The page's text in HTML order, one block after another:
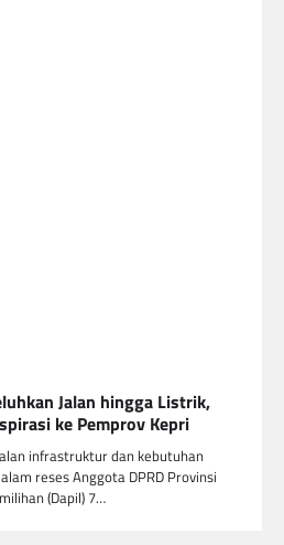
Jalan hingga Listrik,
ke Pemprov Kepri
infrastruktur dan kebutuhan
reses Anggota DPRD Provinsi
(Dapil) 7…